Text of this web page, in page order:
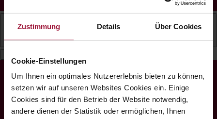
Zustimmung Details Über Cookies
Cookie-Einstellungen
Um Ihnen ein optimales Nutzererlebnis bieten zu können,
setzen wir auf unseren Websites Cookies ein. Einige
Cookies sind für den Betrieb der Website notwendig,
andere dienen der Statistik oder ermöglichen, Ihnen
Német